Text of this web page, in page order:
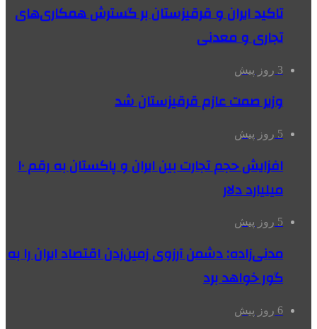
تاکید ایران و قرقیزستان بر گسترش همکاری‌های
تجاری و معدنی
3 روز پیش
وزیر صمت عازم قرقیزستان شد
5 روز پیش
افزایش حجم تجارت بین ایران و پاکستان به رقم ۱۰
میلیارد دلار
5 روز پیش
مدنی‌زاده: دشمن آرزوی زمین‌زدن اقتصاد ایران را به
گور خواهد برد
6 روز پیش